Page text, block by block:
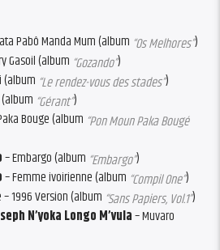
Pabô Manda Mum (album “Os Melhores”)
Gasoil (album “Gozando”)
(album “Le rendez-vous des stades”)
“Gérant”)
Bouge (album “Pon Moun Paka Bougé
– Embargo (album “Embargo”)
– Femme ivoirienne (album “Compil One”)
1996 Version (album “Sans Papiers, Vol.1”)
N’yoka Longo M’vula– Muvaro